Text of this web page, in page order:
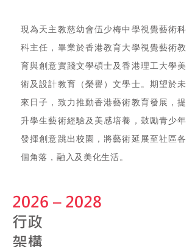
現為天主教慈幼會伍少梅中學視覺藝術科
科主任，畢業於香港教育大學視覺藝術教
育與創意實踐文學碩士及香港理工大學美
術及設計教育（榮譽）文學士。期望於未
來日子，致力推動香港藝術教育發展，提
升學生藝術經驗及美感培養，鼓勵青少年
發揮創意跳出校園，將藝術延展至社區各
個角落，融入及美化生活。
2026 – 2028
行政
架構